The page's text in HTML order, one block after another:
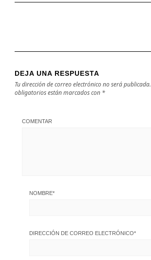
DEJA UNA RESPUESTA
Tu dirección de correo electrónico no será publicada.
obligatorios están marcados con *
COMENTAR
NOMBRE*
DIRECCIÓN DE CORREO ELECTRÓNICO*